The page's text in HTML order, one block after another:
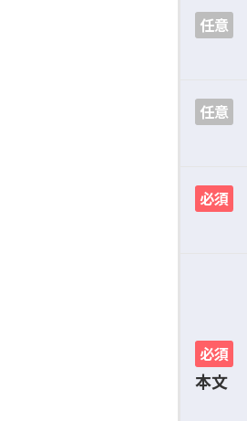
任意
任意
必須
必須
本文